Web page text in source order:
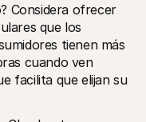
Considera ofrecer
que los
tienen más
cuando ven
facilita que elijan su